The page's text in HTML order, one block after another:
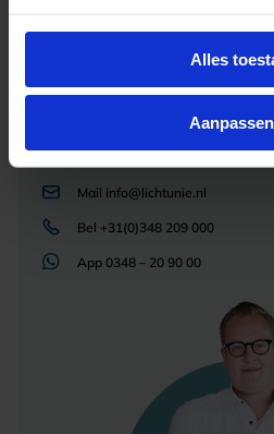
Alles
Aanpassen
Heb je advies nodig of
een alternatieve
helpen je graag met
niet om contact met ons
Mail info@lichtunie.nl
Bel +31(0)348 209 000
App 0348 – 20 90 00